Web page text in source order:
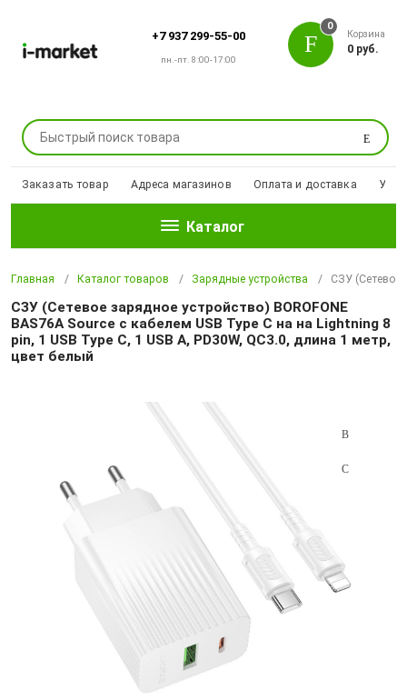
+7 937 299-55-00
пн.-пт. 8:00-17:00
Поиск
0
Корзина
0 руб.
Заказать товар Адреса магазинов Оплата и доставка
Каталог
Главная Каталог товаров Зарядные устройства СЗУ (Сетевое
СЗУ (Сетевое зарядное устройство) BOROFONE
BAS76A Source с кабелем USB Type C на на Lightning 8
pin, 1 USB Type C, 1 USB A, PD30W, QC3.0, длина 1 метр,
цвет белый